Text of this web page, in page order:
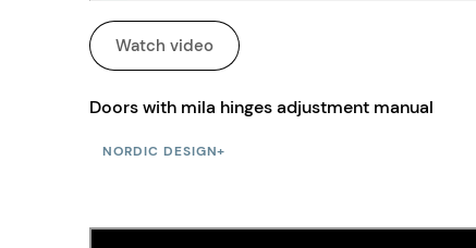
Watch video
Doors with mila hinges adjustment manual
NORDIC DESIGN+